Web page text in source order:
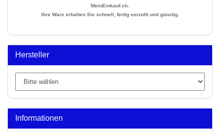
MeinEinkauf.ch.
Ihre Ware erhalten Sie schnell, fertig verzollt und günstig.
Hersteller
Informationen